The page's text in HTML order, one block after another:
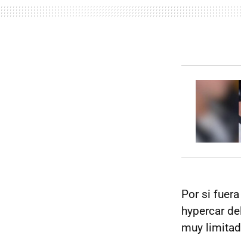
Por si
hypercar
muy